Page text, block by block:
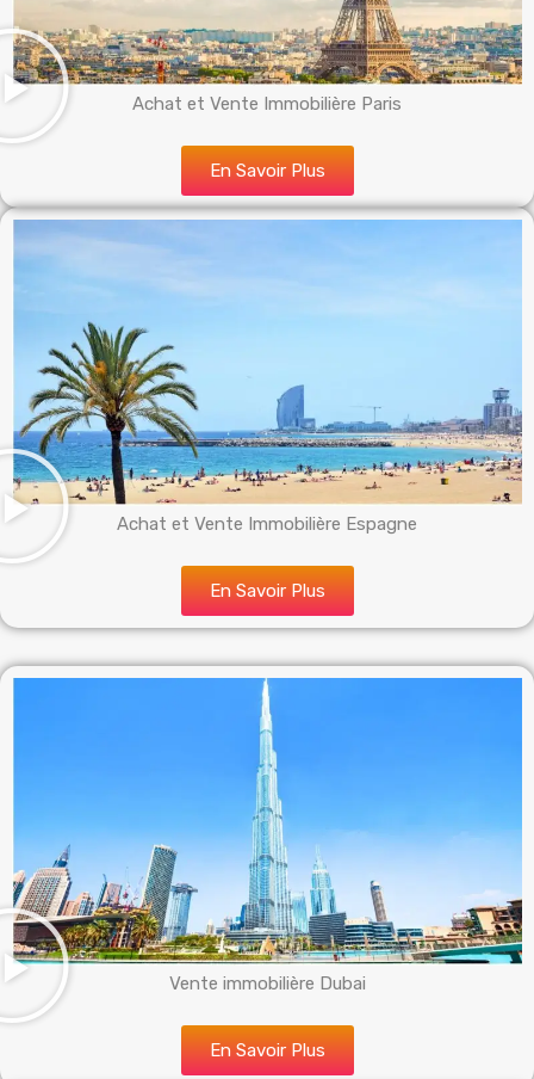
Achat et Vente Immobilière Paris
En Savoir Plus
Achat et Vente Immobilière Espagne
En Savoir Plus
Vente immobilière Dubai
En Savoir Plus